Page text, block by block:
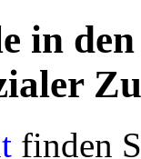
in
finden